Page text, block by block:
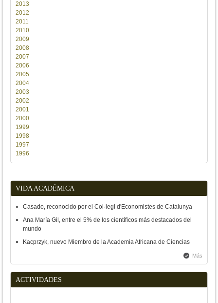
2013
2012
2011
2010
2009
2008
2007
2006
2005
2004
2003
2002
2001
2000
1999
1998
1997
1996
VIDA ACADÉMICA
Casado, reconocido por el Col·legi d'Economistes de Catalunya
Ana María Gil, entre el 5% de los científicos más destacados del
mundo
Kacprzyk, nuevo Miembro de la Academia Africana de Ciencias
Más
ACTIVIDADES